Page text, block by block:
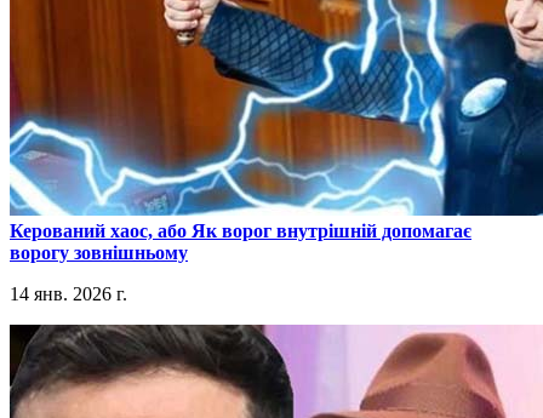
​Керований хаос, або Як ворог внутрішній допомагає
ворогу зовнішньому
14 янв. 2026 г.